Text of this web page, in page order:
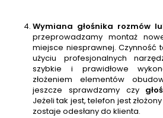
Wymiana głośnika rozmów
przeprowadzamy montaż
miejsce niesprawnej. Czynność
użyciu profesjonalnych
szybkie i prawidłowe
złożeniem elementów
jeszcze sprawdzamy czy
Jeżeli tak jest, telefon jest
zostaje odesłany do klienta.